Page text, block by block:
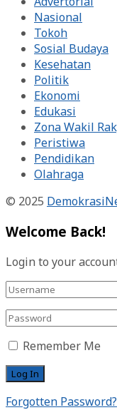
Nasional
Tokoh
Sosial Budaya
Kesehatan
Politik
Ekonomi
Edukasi
Zona Wakil
Peristiwa
Pendidikan
Olahraga
© 2025
Welcome Back!
Login to your
Remember Me
Forgotten Password?